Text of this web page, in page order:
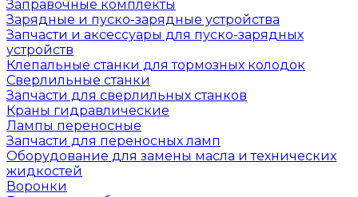
Заправочные комплекты
Зарядные и пуско-зарядные устройства
Запчасти и аксессуары для пуско-зарядных
устройств
Клепальные станки для тормозных колодок
Сверлильные станки
Запчасти для сверлильных станков
Краны гидравлические
Лампы переносные
Запчасти для переносных ламп
Оборудование для замены масла и технических
жидкостей
Воронки